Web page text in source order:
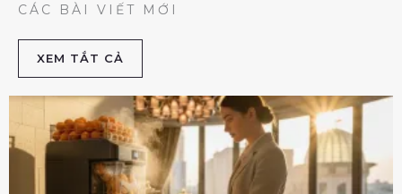
CÁC BÀI VIẾT MỚI
XEM TẮT CẢ